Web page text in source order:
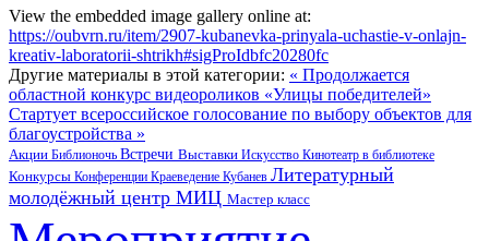
View the embedded image gallery online at:
https://oubvrn.ru/item/2907-kubanevka-prinyala-uchastie-v-onlajn-
kreativ-laboratorii-shtrikh#sigProIdbfc20280fc
Другие материалы в этой категории: « Продолжается
областной конкурс видеороликов «Улицы победителей»
Стартует всероссийское голосование по выбору объектов для
благоустройства »
Акции Библионочь Встречи Выставки Искусство Кинотеатр в библиотеке
Конкурсы Конференции Краеведение Кубанев Литературный
молодёжный центр МИЦ Мастер класс